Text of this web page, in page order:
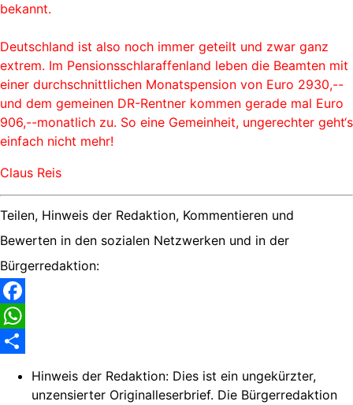
bekannt.
Deutschland ist also noch immer geteilt und zwar ganz
extrem. Im Pensionsschlaraffenland leben die Beamten mit
einer durchschnittlichen Monatspension von Euro 2930,--
und dem gemeinen DR-Rentner kommen gerade mal Euro
906,--monatlich zu. So eine Gemeinheit, ungerechter geht‘s
einfach nicht mehr!
Claus Reis
Teilen, Hinweis der Redaktion, Kommentieren und
Bewerten in den sozialen Netzwerken und in der
Bürgerredaktion:
Facebook
WhatsApp
Hinweis der Redaktion: Dies ist ein ungekürzter,
unzensierter Originalleserbrief. Die Bürgerredaktion